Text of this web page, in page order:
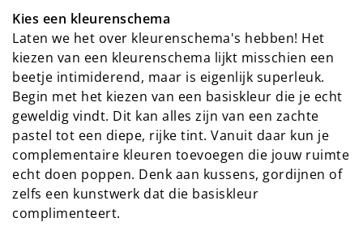
Kies een kleurenschema
Laten we het over kleurenschema's hebben! Het
kiezen van een kleurenschema lijkt misschien een
beetje intimiderend, maar is eigenlijk superleuk.
Begin met het kiezen van een basiskleur die je echt
geweldig vindt. Dit kan alles zijn van een zachte
pastel tot een diepe, rijke tint. Vanuit daar kun je
complementaire kleuren toevoegen die jouw ruimte
echt doen poppen. Denk aan kussens, gordijnen of
zelfs een kunstwerk dat die basiskleur
complimenteert.